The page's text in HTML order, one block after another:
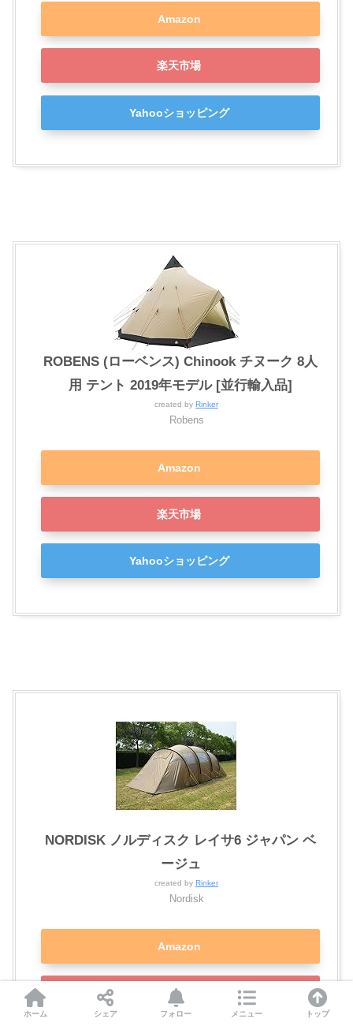
Amazon
楽天市場
Yahooショッピング
ROBENS (ローベンス) Chinook チヌーク 8人
用 テント 2019年モデル [並行輸入品]
created by Rinker
Robens
Amazon
楽天市場
Yahooショッピング
NORDISK ノルディスク レイサ6 ジャパン ベ
ージュ
created by Rinker
Nordisk
Amazon
楽天市場
ホーム シェア フォロー メニュー トップ